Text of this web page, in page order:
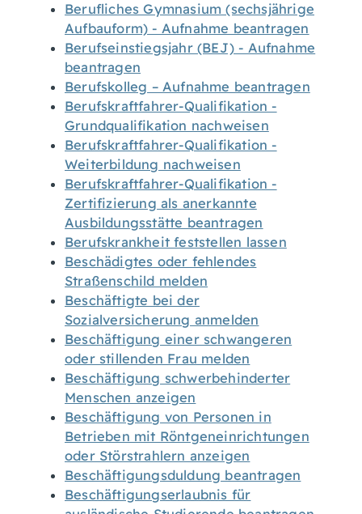
Berufliches Gymnasium (sechsjährige
Aufbauform) - Aufnahme beantragen
Berufseinstiegsjahr (BEJ) - Aufnahme
beantragen
Berufskolleg – Aufnahme beantragen
Berufskraftfahrer-Qualifikation -
Grundqualifikation nachweisen
Berufskraftfahrer-Qualifikation -
Weiterbildung nachweisen
Berufskraftfahrer-Qualifikation -
Zertifizierung als anerkannte
Ausbildungsstätte beantragen
Berufskrankheit feststellen lassen
Beschädigtes oder fehlendes
Straßenschild melden
Beschäftigte bei der
Sozialversicherung anmelden
Beschäftigung einer schwangeren
oder stillenden Frau melden
Beschäftigung schwerbehinderter
Menschen anzeigen
Beschäftigung von Personen in
Betrieben mit Röntgeneinrichtungen
oder Störstrahlern anzeigen
Beschäftigungsduldung beantragen
Beschäftigungserlaubnis für